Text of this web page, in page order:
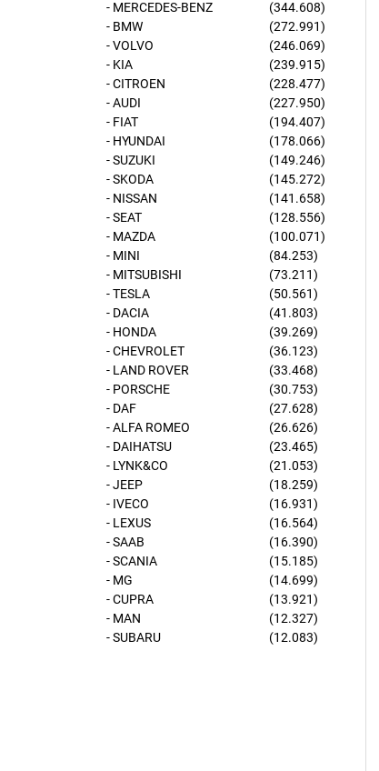
- MERCEDES-BENZ
(344.608)
- BMW
(272.991)
- VOLVO
(246.069)
- KIA
(239.915)
- CITROEN
(228.477)
- AUDI
(227.950)
- FIAT
(194.407)
- HYUNDAI
(178.066)
- SUZUKI
(149.246)
- SKODA
(145.272)
- NISSAN
(141.658)
- SEAT
(128.556)
- MAZDA
(100.071)
- MINI
(84.253)
- MITSUBISHI
(73.211)
- TESLA
(50.561)
- DACIA
(41.803)
- HONDA
(39.269)
- CHEVROLET
(36.123)
- LAND ROVER
(33.468)
- PORSCHE
(30.753)
- DAF
(27.628)
- ALFA ROMEO
(26.626)
- DAIHATSU
(23.465)
- LYNK&CO
(21.053)
- JEEP
(18.259)
- IVECO
(16.931)
- LEXUS
(16.564)
- SAAB
(16.390)
- SCANIA
(15.185)
- MG
(14.699)
- CUPRA
(13.921)
- MAN
(12.327)
- SUBARU
(12.083)